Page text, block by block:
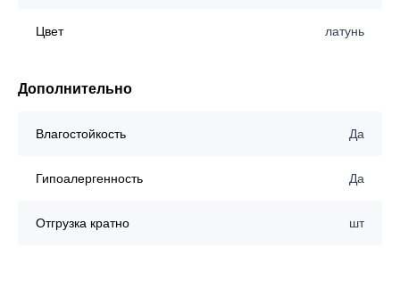
Цвет латунь
Дополнительно
Влагостойкость Да
Гипоалергенность Да
Отгрузка кратно шт